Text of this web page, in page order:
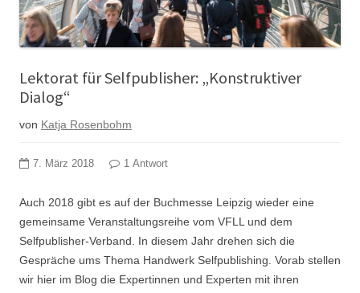
Lektorat für Selfpublisher: „Konstruktiver
Dialog“
von Katja Rosenbohm
7. März 2018 1 Antwort
Auch 2018 gibt es auf der Buchmesse Leipzig wieder eine
gemeinsame Veranstaltungsreihe vom VFLL und dem
Selfpublisher-Verband. In diesem Jahr drehen sich die
Gespräche ums Thema Handwerk Selfpublishing. Vorab stellen
wir hier im Blog die Expertinnen und Experten mit ihren